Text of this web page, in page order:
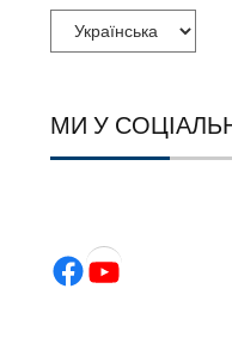
МИ У
Facebook YouTube